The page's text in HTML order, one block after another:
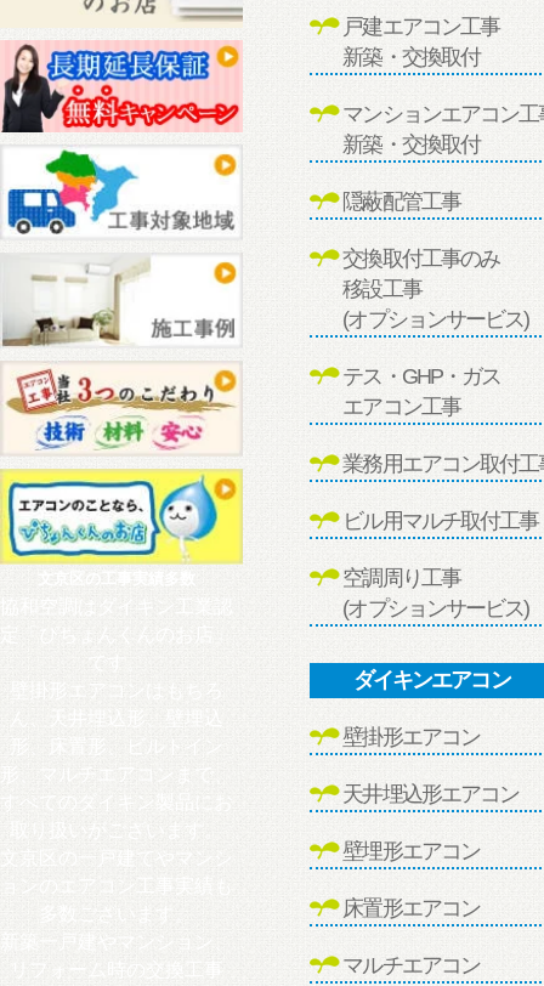
戸建エアコン工事
新築・交換取付
マンションエアコン工
新築・交換取付
隠蔽配管工事
交換取付工事のみ
移設工事
(オプションサービス)
テス・GHP・ガス
エアコン工事
業務用エアコン取付工
ビル用マルチ取付工事
空調周り工事
(オプションサービス)
ダイキンエアコン
壁掛形エアコン
天井埋込形エアコン
壁埋形エアコン
床置形エアコン
マルチエアコン
文京区の工事実績多数
協和空調はダイキン工業認
定「ぴちょんくんのお店」
です。
壁掛形エアコンはもちろ
ん、天井埋込形、壁埋込
形、床置形、ビルトイン
形、マルチエアコンまで、
すべてのダイキン製品にお
取り扱いがございます。
文京区の一戸建てやマンシ
ョンのエアコン工事実績も
多数ございます。
新築一戸建やマンション、
リフォーム時の交換工事